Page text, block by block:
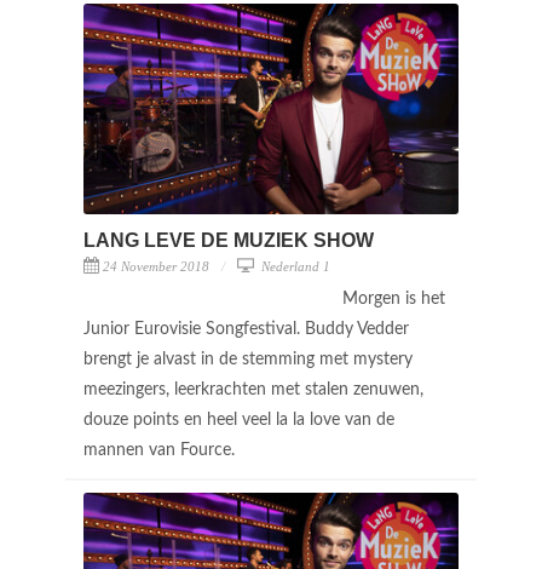
LANG LEVE DE MUZIEK SHOW
24 November 2018 Nederland 1
Morgen is het
Junior Eurovisie Songfestival. Buddy Vedder
brengt je alvast in de stemming met mystery
meezingers, leerkrachten met stalen zenuwen,
douze points en heel veel la la love van de
mannen van Fource.